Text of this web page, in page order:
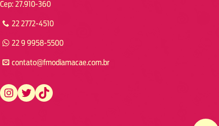
Cep: 27.910-360
22 2772-4510
22 9 9958-5500
contato@fmodiamacae.com.br
https://www.instagram.com/fmodia.macae/ https://twitter.com/fmodia.macae/ https://www.tiktok.com/@fmodia.macae